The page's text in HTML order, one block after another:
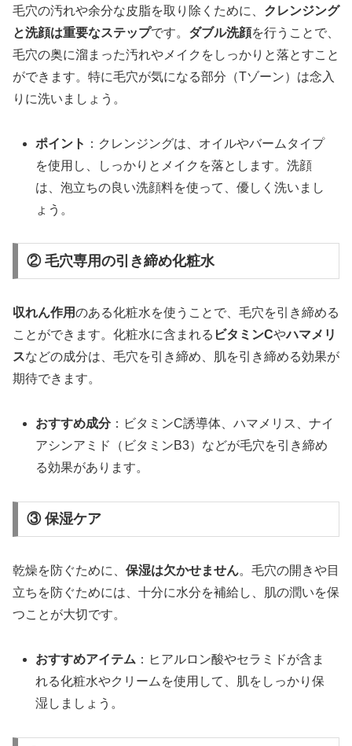
毛穴の汚れや余分な皮脂を取り除くために、 クレンジング
と洗顔は重要なステップです。 ダブル洗顔を行うことで、
毛穴の奥に溜まった汚れやメイクをしっかりと落とすこと
ができます。特に毛穴が気になる部分（Tゾーン）は念入
りに洗いましょう。
ポイント ：クレンジングは、オイルやバームタイプ
を使用し、しっかりとメイクを落とします。洗顔
は、泡立ちの良い洗顔料を使って、優しく洗いまし
ょう。
② 毛穴専用の引き締め化粧水
収れん作用のある化粧水を使うことで、毛穴を引き締める
ことができます。化粧水に含まれる ビタミンCやハマメリ
スなどの成分は、毛穴を引き締め、肌を引き締める効果が
期待できます。
おすすめ成分：ビタミンC誘導体、ハマメリス、ナイ
アシンアミド（ビタミンB3）などが毛穴を引き締め
る効果があります。
③ 保湿ケア
乾燥を防ぐために、 保湿は欠かせません。毛穴の開きや目
立ちを防ぐためには、十分に水分を補給し、肌の潤いを保
つことが大切です。
おすすめアイテム ：ヒアルロン酸やセラミドが含ま
れる化粧水やクリームを使用して、肌をしっかり保
湿しましょう。